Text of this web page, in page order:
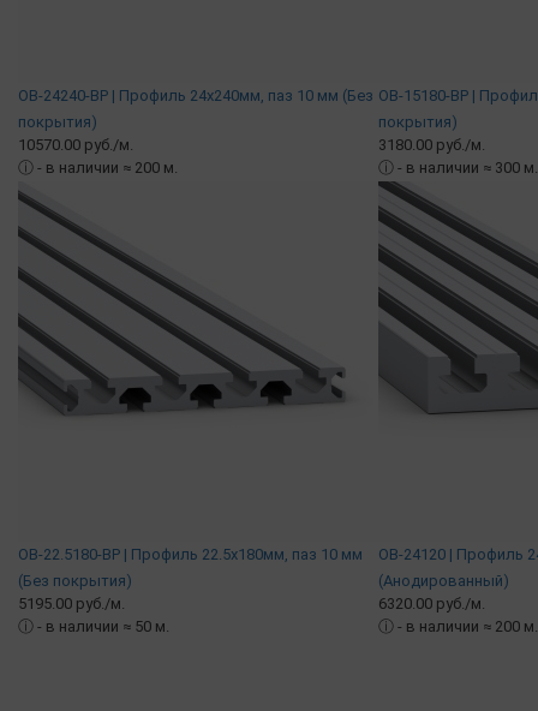
OB-24240-BP | Профиль 24х240мм, паз 10 мм (Без
покрытия)
10570.00 руб./м.
ⓘ - в наличии ≈ 200 м.
OB-15180-BP |
покрытия)
3180.00 руб./м.
ⓘ - в наличии ≈ 300 м.
OB-22.5180-BP | Профиль 22.5х180мм, паз 10 мм
(Без покрытия)
5195.00 руб./м.
ⓘ - в наличии ≈ 50 м.
OB-24120 | Профиль
(Анодированный)
6320.00 руб./м.
ⓘ - в наличии ≈ 200 м.